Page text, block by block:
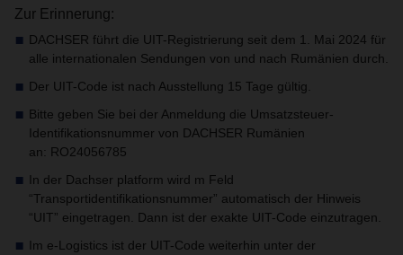
Zur Erinnerung:
DACHSER führt die UIT-Registrierung seit dem 1. Mai 2024 für
alle internationalen Sendungen von und nach Rumänien durch.
Der UIT-Code ist nach Ausstellung 15 Tage gültig.
Bitte geben Sie bei der Anmeldung die Umsatzsteuer-
Identifikationsnummer von DACHSER Rumänien
an: RO24056785
In der Dachser platform wird m Feld
“Transportidentifikationsnummer” automatisch der Hinweis
“UIT” eingetragen. Dann ist der exakte UIT-Code einzutragen.
Im e-Logistics ist der UIT-Code weiterhin unter der